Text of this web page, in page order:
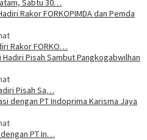
Sabtu 30…
Rakor FORKO…
Pisah Sa…
PT In…